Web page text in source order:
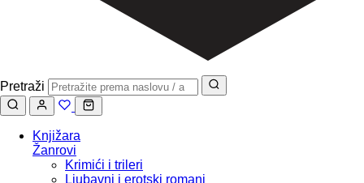
Pretraži
Knjižara
Žanrovi
Krimići i trileri
Ljubavni i erotski romani